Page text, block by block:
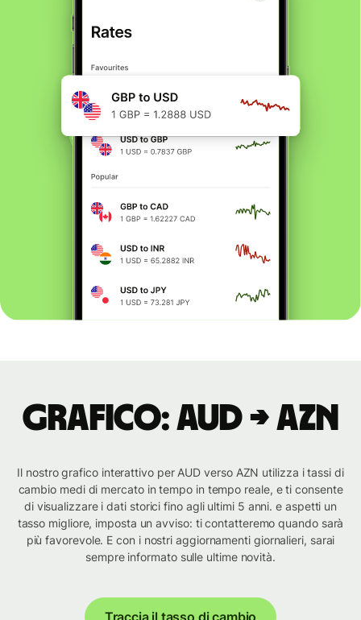
Grafico: AUD → AZN
Il nostro grafico interattivo per AUD verso AZN utilizza i tassi di
cambio medi di mercato in tempo in tempo reale, e ti consente
di visualizzare i dati storici fino agli ultimi 5 anni. e aspetti un
tasso migliore, imposta un avviso: ti contatteremo quando sarà
più favorevole. E con i nostri aggiornamenti giornalieri, sarai
sempre informato sulle ultime novità.